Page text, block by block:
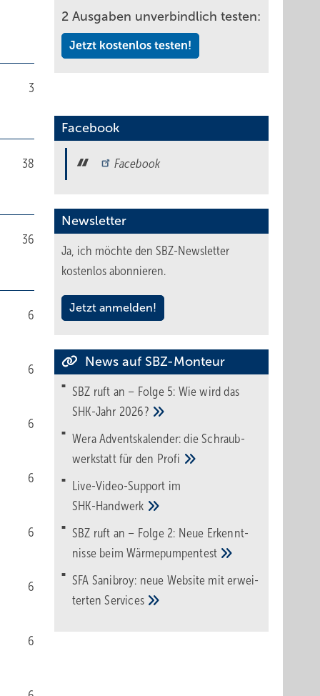
3
38
36
6
6
6
6
6
6
6
2 Ausgaben unverbindlich testen:
Jetzt kostenlos testen!
Facebook
Facebook
Newsletter
Ja, ich möchte den SBZ-Newsletter
kostenlos abonnieren.
Jetzt anmelden!
News auf SBZ-Monteur
SBZ ruft an – Folge 5: Wie wird das
SHK-Jahr 2026?
Wera Adventskalender: die Schraub­
werk­statt für den Pro­fi
Live-Video-Support im
SHK-Handwerk
SBZ ruft an – Folge 2: Neue Erkennt­
nisse beimWärme­pumpen­test
SFA Sanibroy: neue Web­site mit erwei­
tertenServices